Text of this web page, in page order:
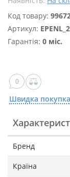
Код товару:
Артикул:
Гарантія: 0 міс.
0
Швидка покупка
Бренд
Країна